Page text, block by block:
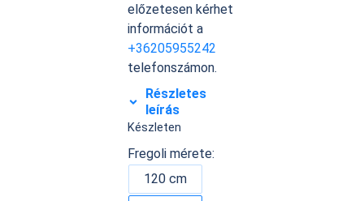
előzetesen kérhet
információt a
+36205955242
telefonszámon.
Részletes
leírás
Készleten
Fregoli mérete:
120 cm